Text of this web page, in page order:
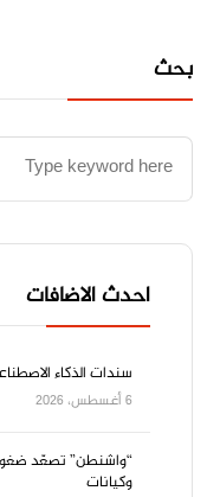
بحث
احدث الاضافات
سندات الذكاء
6 أغسطس، 2026
“واشنطن” تصعّد
وكيانات